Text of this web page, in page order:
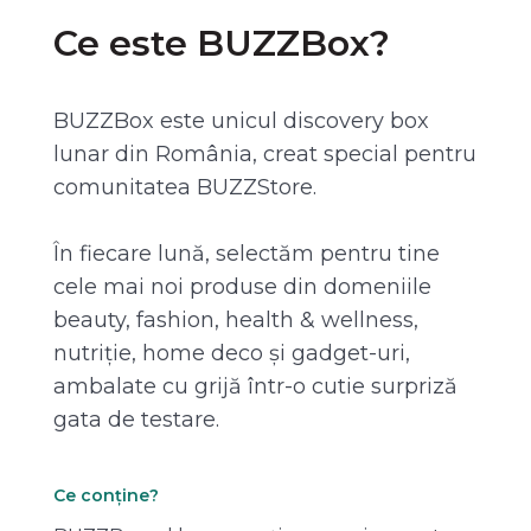
Ce este BUZZBox?
BUZZBox este unicul discovery box
lunar din România, creat special pentru
comunitatea BUZZStore.
În fiecare lună, selectăm pentru tine
cele mai noi produse din domeniile
beauty, fashion, health & wellness,
nutriție, home deco și gadget-uri,
ambalate cu grijă într-o cutie surpriză
gata de testare.
Ce conține?